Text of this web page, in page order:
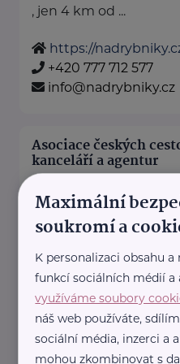
, jen 4 km od ...
https://
+420 777 712 577
info@nadrybniky.cz
Asociace českých
kanceláří a agentur
https://
+420 602 217 375
sekretariat@accka.cz
Asociace univerzit
Pacovská 350/4 Praha 4
Maximální
soukromí a
K personalizaci obsahu
funkcí sociálních médií a
využíváme soubory
náš web používáte,
sociální média, inzerci a
mohou zkombinovat s